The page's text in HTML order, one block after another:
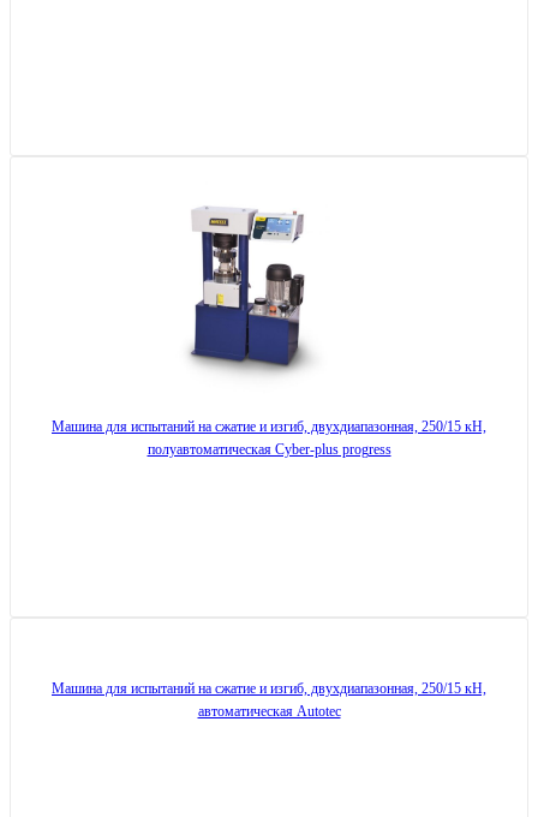
Машина для испытаний на сжатие и изгиб, двухдиапазонная, 250/15 кН,
полуавтоматическая Cyber-plus progress
Машина для испытаний на сжатие и изгиб, двухдиапазонная, 250/15 кН,
автоматическая Autotec